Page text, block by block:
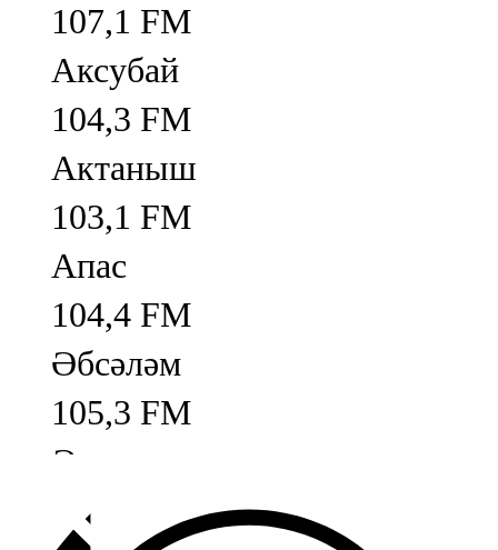
107,1 FM
Аксубай
104,3 FM
Актаныш
103,1 FM
Апас
104,4 FM
Әбсәләм
105,3 FM
Әлмәт
92,9 FM